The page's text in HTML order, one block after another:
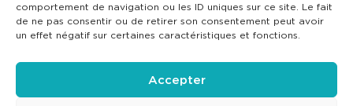
comportement de navigation ou les ID uniques sur ce site. Le fait
de ne pas consentir ou de retirer son consentement peut avoir
un effet négatif sur certaines caractéristiques et fonctions.
Accepter